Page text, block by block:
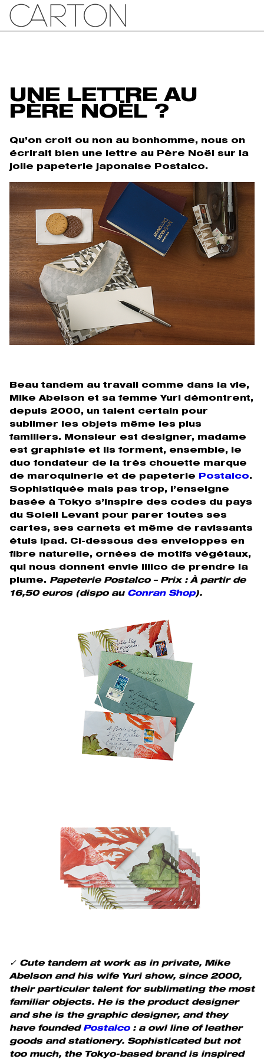
UNE LETTRE AU
PÈRE NOËL ?
Qu’on croit ou non au bonhomme, nous on
écrirait bien une lettre au Père Noël sur la
jolie papeterie japonaise Postalco.
Beau tandem au travail comme dans la vie,
Mike Abelson et sa femme Yuri démontrent,
depuis 2000, un talent certain pour
sublimer les objets même les plus
familiers. Monsieur est designer, madame
est graphiste et ils forment, ensemble, le
duo fondateur de la très chouette marque
de maroquinerie et de papeterie
Postalco.
Sophistiquée mais pas trop, l’enseigne
basée à Tokyo s’inspire des codes du pays
du Soleil Levant pour parer toutes ses
cartes, ses carnets et même de ravissants
étuis ipad. Ci-dessous des enveloppes en
fibre naturelle, ornées de motifs végétaux,
qui nous donnent envie illico de prendre la
plume. Papeterie Postalco – Prix :Àpartir de
16,50 euros (dispo au Conran Shop).
✓ Cute tandem at work as in private, Mike
Abelson and his wife Yuri show, since 2000,
their particular talent for sublimating the most
familiar objects. He is the product designer
and she is the graphic designer, and they
have founded Postalco : a owl line of leather
goods and stationery. Sophisticated but not
too much, the Tokyo-based brand is inspired